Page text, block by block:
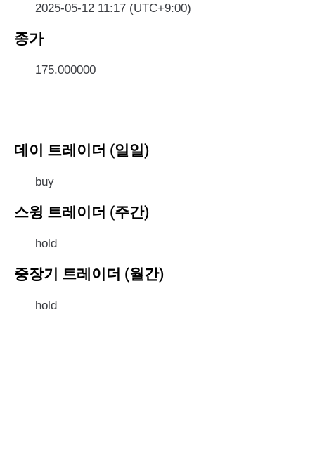
2025-05-12 11:17 (UTC+9:00)
종가
175.000000
데이 트레이더 (일일)
buy
스윙 트레이더 (주간)
hold
중장기 트레이더 (월간)
hold